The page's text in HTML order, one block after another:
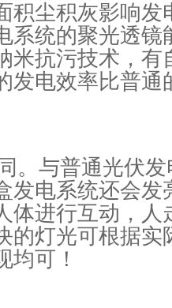
积尘积灰影响发
系统的聚光透镜
米抗污技术，有
发电效率比普通
。与普通光伏
发电系统还会发
体进行互动，人
的灯光可根据实
均可！